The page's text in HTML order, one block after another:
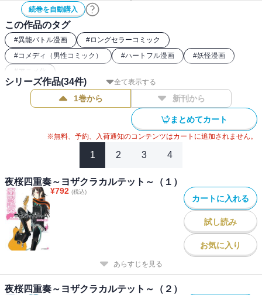
続巻を自動購入
この作品のタグ
#異能バトル漫画 #ロングセラーコミック
#コメディ（男性コミック） #ハートフル漫画 #妖怪漫画
# アニメ化
全て表示する
シリーズ作品(34件)
1巻から 新刊から
まとめてカート
※無料、予約、入荷通知のコンテンツはカートに追加されません。
1 2 3 4
夜桜四重奏～ヨザクラカルテット～（１）
¥792 (税込)
カートに入れる
試し読み
お気に入り
あらすじを見る
夜桜四重奏～ヨザクラカルテット～（２）